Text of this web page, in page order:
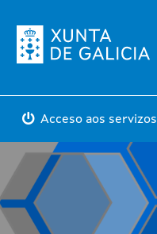
Acceso aos servizos